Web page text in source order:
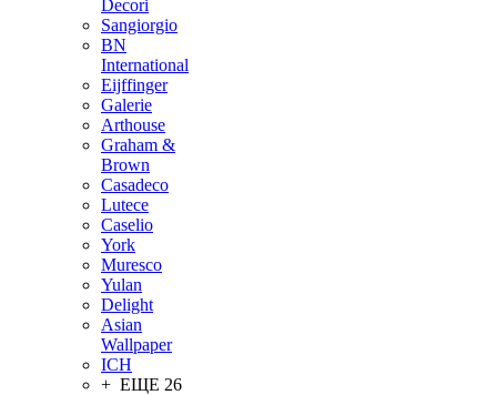
Decori
Sangiorgio
BN
International
Eijffinger
Galerie
Arthouse
Graham &
Brown
Casadeco
Lutece
Caselio
York
Muresco
Yulan
Delight
Asian
Wallpaper
ICH
+ ЕЩЕ 26